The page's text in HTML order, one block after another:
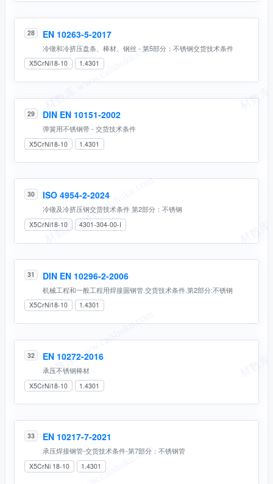
28 EN 10263-5-2017
冷镦和冷挤压盘条、棒材、钢丝 - 第5部分：不锈钢交货技术条件
X5CrNi18-10 1.4301
29 DIN EN 10151-2002
弹簧用不锈钢带 - 交货技术条件
X5CrNi18-10 1.4301
30 ISO 4954-2-2024
冷镦及冷挤压钢交货技术条件 第2部分：不锈钢
X5CrNi18-10 4301-304-00-I
31 DIN EN 10296-2-2006
机械工程和一般工程用焊接圆钢管.交货技术条件.第2部分:不锈钢
X5CrNi18-10 1.4301
32 EN 10272-2016
承压不锈钢棒材
X5CrNi18-10 1.4301
33 EN 10217-7-2021
承压焊接钢管-交货技术条件-第7部分：不锈钢管
X5CrNi 18-10 1.4301